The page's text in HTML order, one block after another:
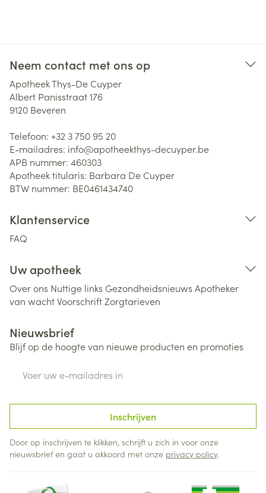
Neem contact met ons op
Apotheek Thys-De Cuyper
Albert Panisstraat 176
9120 Beveren
Telefoon: +32 3 750 95 20
E-mailadres: info@apotheekthys-decuyper.be
APB nummer: 460303
Apotheek titularis: Barbara De Cuyper
BTW nummer: BE0461434740
Klantenservice
FAQ
Uw apotheek
Over ons Nuttige links Gezondheidsnieuws Apotheker
van wachtVoorschriftZorgtarieven
Nieuwsbrief
Blijf op de hoogte van nieuwe producten en promoties
Inschrijven
Door op inschrijven te klikken, schrijft u zich in voor onze
nieuwsbrief en gaat u akkoord met onze privacy policy.